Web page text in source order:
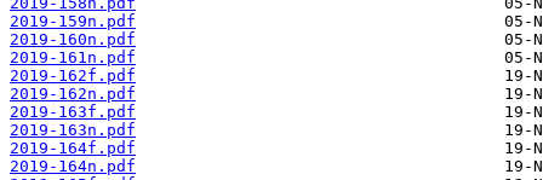
2019-159n.pdf
2019-160n.pdf
2019-161n.pdf
2019-162f.pdf
2019-162n.pdf
2019-163f.pdf
2019-163n.pdf
2019-164f.pdf
2019-164n.pdf